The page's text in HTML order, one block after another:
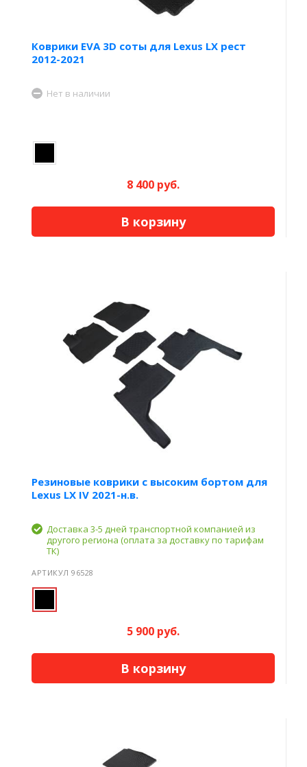
Коврики EVA 3D соты для Lexus LX рест
2012-2021
Нет в наличии
8 400 руб.
В корзину
Резиновые коврики с высоким бортом для
Lexus LX IV 2021-н.в.
Доставка 3-5 дней транспортной компанией из
другого региона (оплата за доставку по тарифам
ТК)
АРТИКУЛ 96528
5 900 руб.
В корзину